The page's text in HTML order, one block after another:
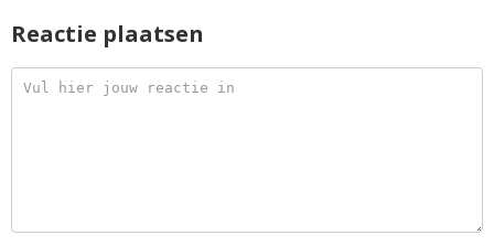
Reactie plaatsen